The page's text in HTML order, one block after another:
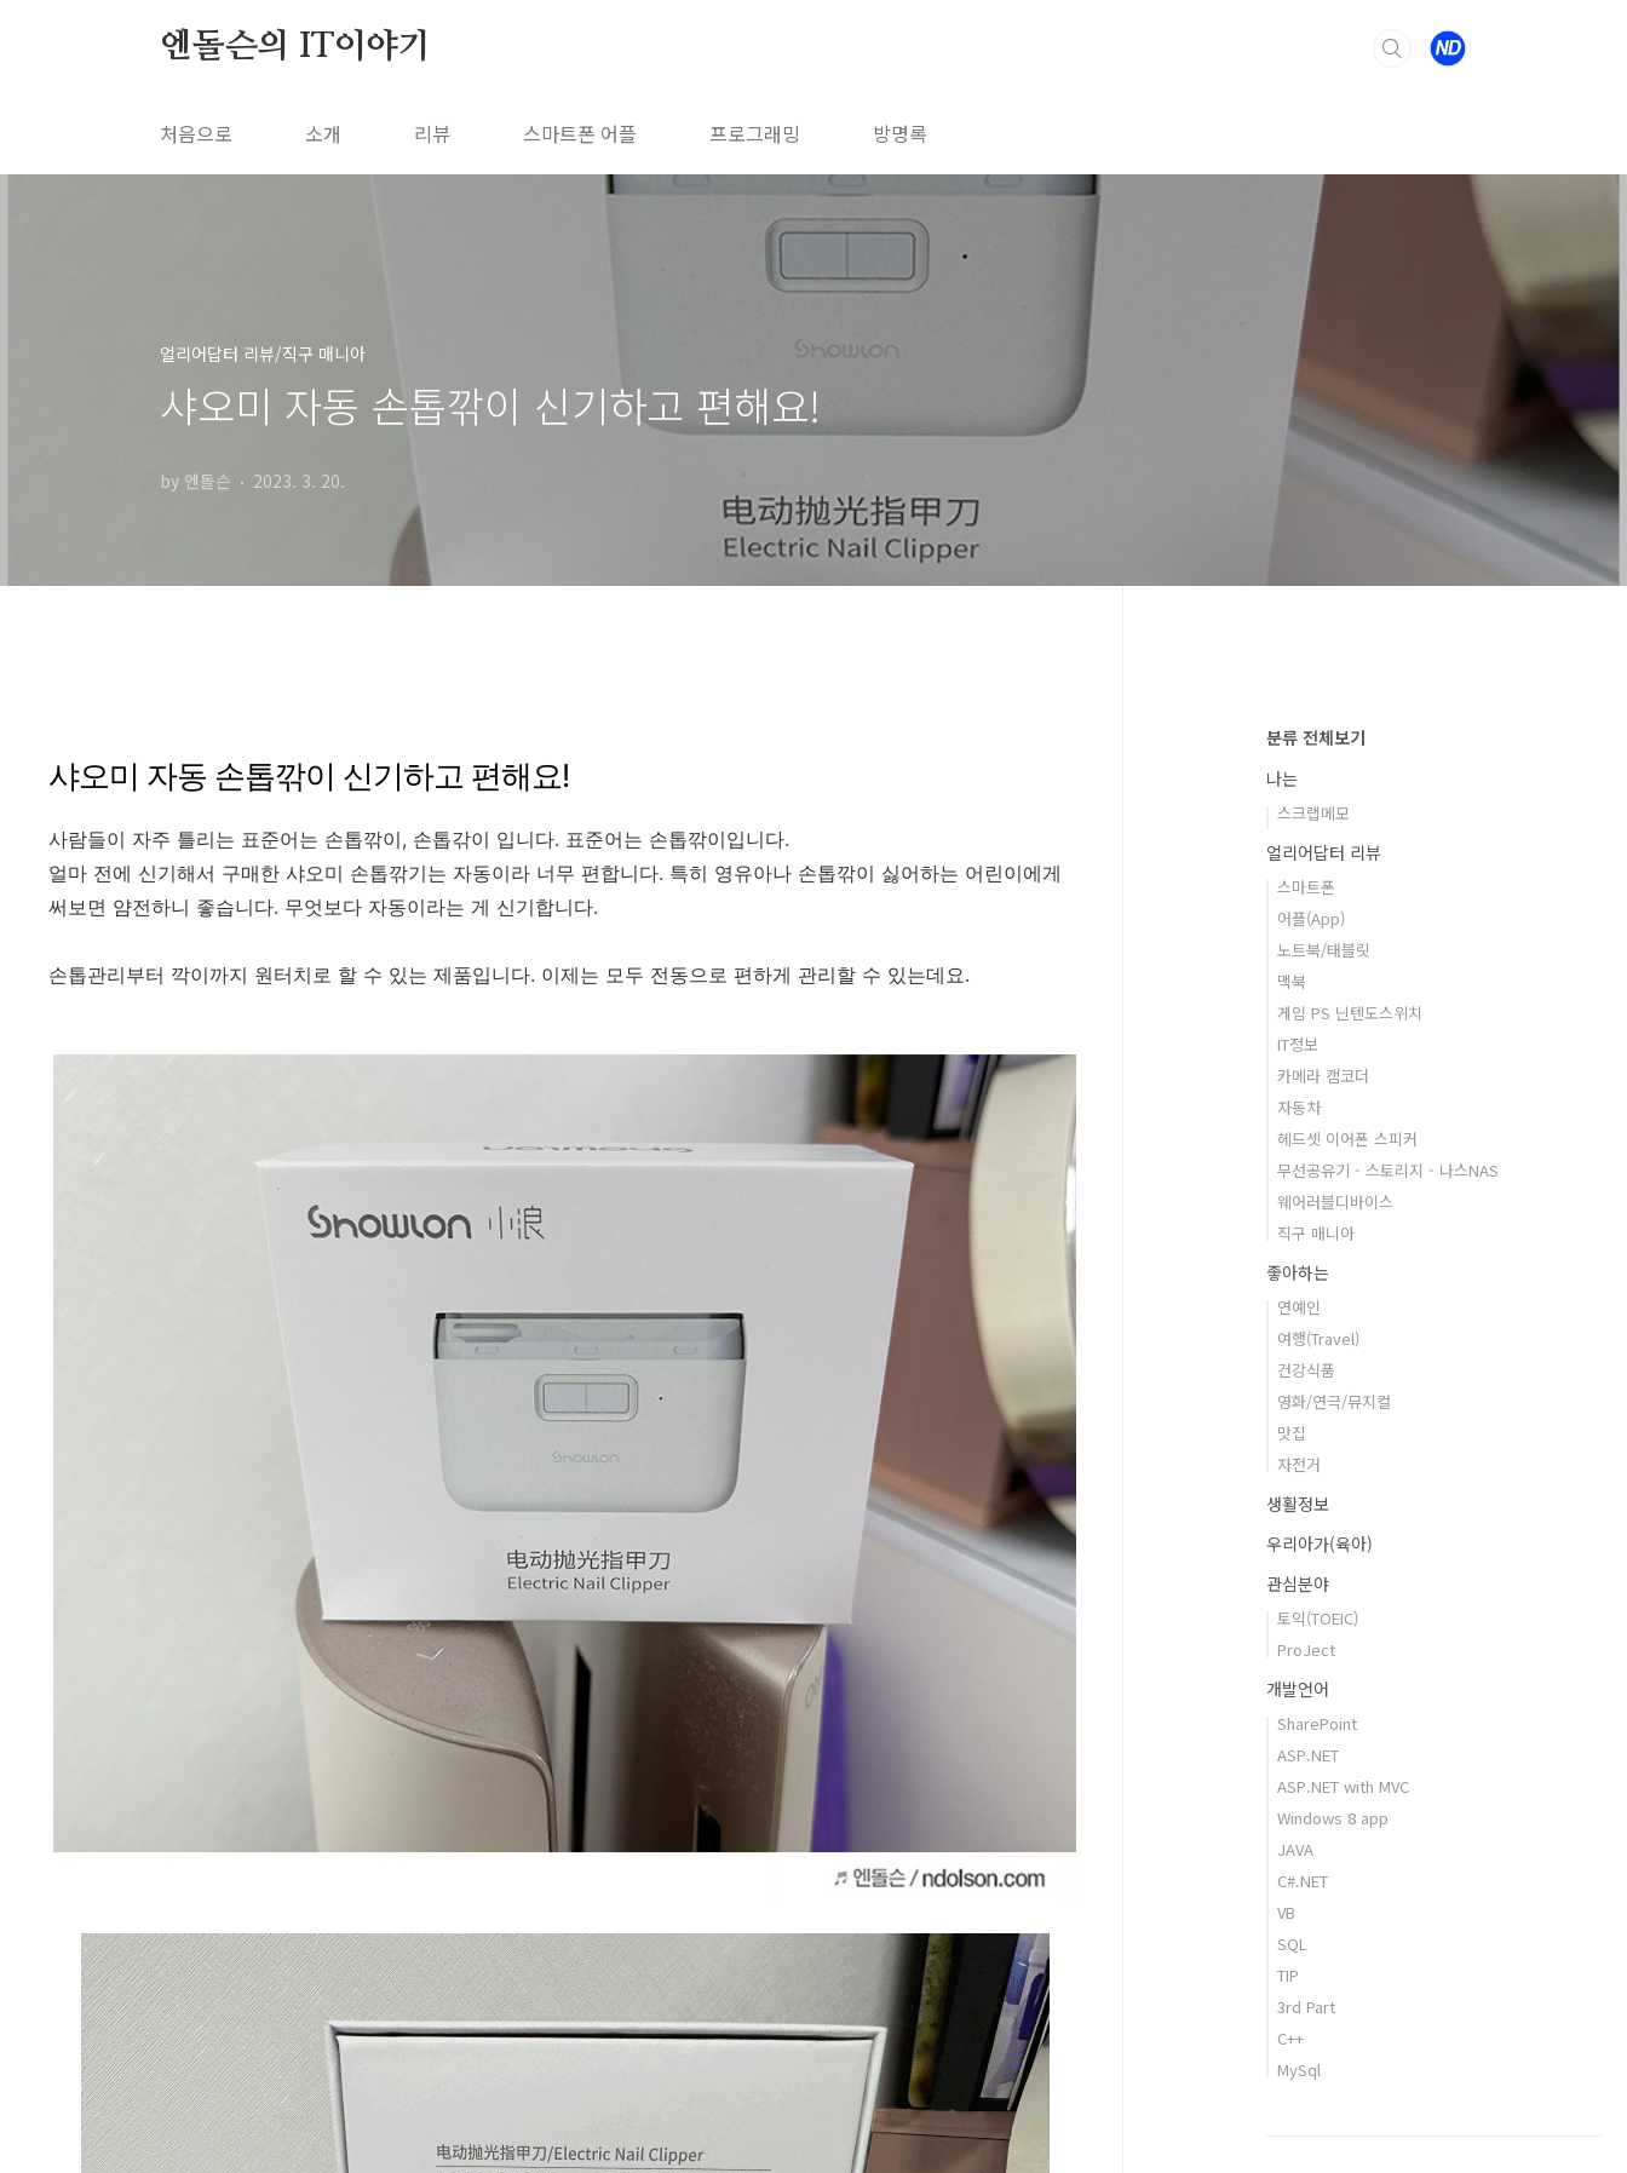
엔돌슨의 IT이야기
처음으로 소개 리뷰 스마트폰 어플 프로그래밍 방명록
얼리어답터 리뷰/직구 매니아
샤오미 자동 손톱깎이 신기하고 편해요!
by 엔돌슨 2023. 3. 20.
샤오미 자동 손톱깎이 신기하고 편해요!
사람들이 자주 틀리는 표준어는 손톱깎이, 손톱갂이 입니다. 표준어는 손톱깎이입니다.
얼마 전에 신기해서 구매한 샤오미 손톱깎기는 자동이라 너무 편합니다. 특히 영유아나 손톱깎이 싫어하는 어린이에게
써보면 얌전하니 좋습니다. 무엇보다 자동이라는 게 신기합니다.
손톱관리부터 깍이까지 원터치로 할 수 있는 제품입니다. 이제는 모두 전동으로 편하게 관리할 수 있는데요.
분류 전체보기
나는
스크랩메모
얼리어답터 리뷰
스마트폰
어플(App)
노트북/태블릿
맥북
게임 PS 닌텐도스위치
IT정보
카메라 캠코더
자동차
헤드셋 이어폰 스피커
무선공유기 - 스토리지 - 나스NAS
웨어러블디바이스
직구 매니아
좋아하는
연예인
여행(Travel)
건강식품
영화/연극/뮤지컬
맛집
자전거
생활정보
우리아가(육아)
관심분야
토익(TOEIC)
ProJect
개발언어
SharePoint
ASP.NET
ASP.NET with MVC
Windows 8 app
JAVA
C#.NET
VB
SQL
TIP
3rd Part
C++
MySql